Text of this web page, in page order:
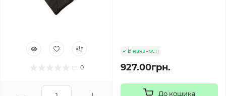
0
В наявності
927.00грн.
До кошика